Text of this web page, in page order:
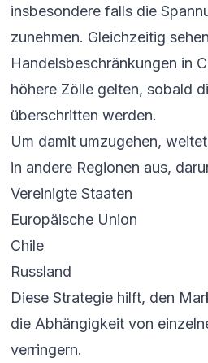
insbesondere falls die
zunehmen. Gleichzeitig
Handelsbeschränkungen in
höhere Zölle gelten, sobald
überschritten werden.
Um damit umzugehen,
in andere Regionen aus,
Vereinigte Staaten
Europäische Union
Chile
Russland
Diese Strategie hilft, den
die Abhängigkeit von
verringern.